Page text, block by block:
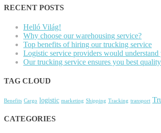
RECENT POSTS
Helló Világ!
Why choose our warehousing service?
Top benefits of hiring our trucking service
Logistic service providers would understand
Our trucking service ensures you best
TAG CLOUD
Benefits Cargo logistic marketing Shipping Tracking transport
CATEGORIES